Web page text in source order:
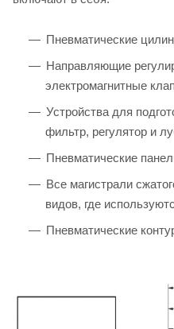
Пневматические
Направляющие
электромагнитные
Устройства для
фильтр, регулятор и
Пневматические
Все магистрали
видов, где
Пневматические